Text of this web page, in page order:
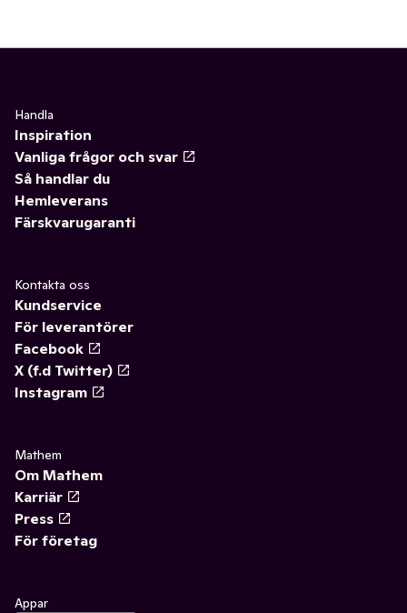
Handla
Inspiration
Vanliga frågor och svar
Så handlar du
Hemleverans
Färskvarugaranti
Kontakta oss
Kundservice
För leverantörer
Facebook
X (f.d Twitter)
Instagram
Mathem
Om Mathem
Karriär
Press
För företag
Appar